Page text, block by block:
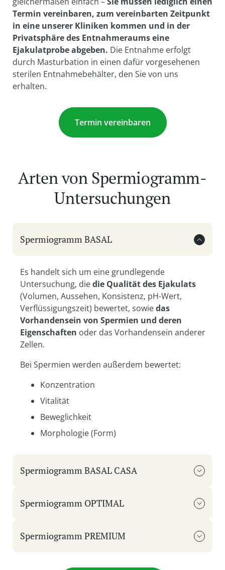
Termin vereinbaren, zum vereinbarten Zeitpunkt
in eine unserer Kliniken kommen und in der
Privatsphäre des Entnahmeraums eine
Ejakulatprobe abgeben. Die Entnahme erfolgt
durch Masturbation in einen dafür vorgesehenen
sterilen Entnahmebehälter, den Sie von uns
erhalten.
Termin vereinbaren
Arten von Spermiogramm-
Untersuchungen
Spermiogramm BASAL
Es handelt sich um eine grundlegende
Untersuchung, diedie Qualität des Ejakulats
(Volumen, Aussehen, Konsistenz, pH-Wert,
Verflüssigungszeit) bewertet, sowiedas
Vorhandensein von Spermien und deren
Eigenschaften oder das Vorhandensein anderer
Zellen.
Bei Spermien werden außerdem bewertet:
Konzentration
Vitalität
Beweglichkeit
Morphologie (Form)
Spermiogramm BASAL CASA
Spermiogramm OPTIMAL
Spermiogramm PREMIUM